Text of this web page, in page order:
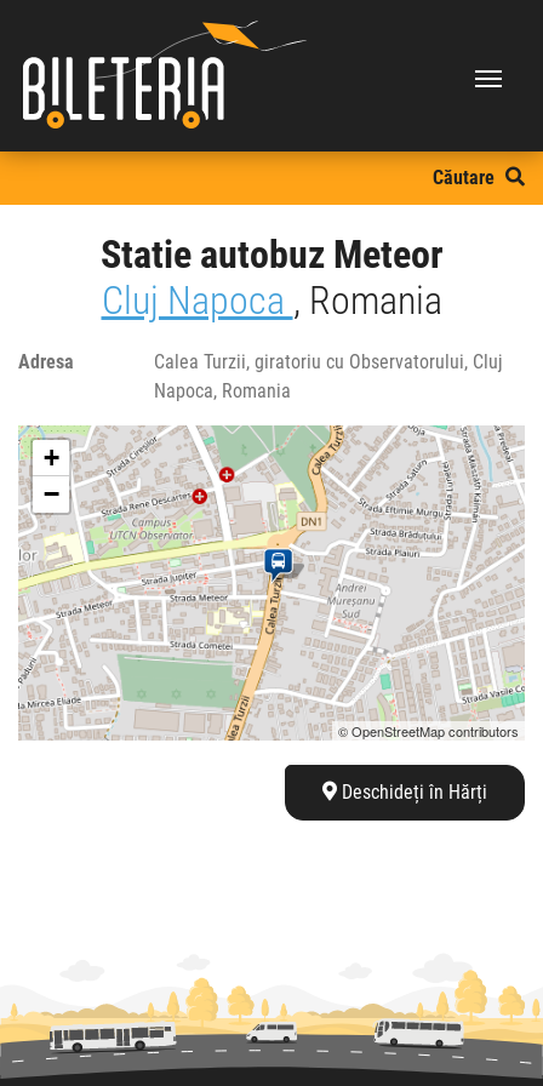
Căutare
Statie autobuz Meteor
Cluj Napoca , Romania
Adresa
Calea Turzii, giratoriu cu Observatorului, Cluj
Napoca, Romania
+
−
© OpenStreetMap contributors
Deschideți în Hărți